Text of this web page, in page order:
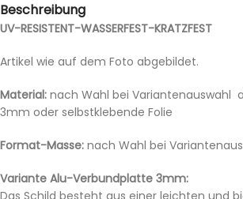
Beschreibung
UV-RESISTENT-WASSERFEST-KRATZFEST
Artikel wie auf dem Foto abgebildet.
Material: nach Wahl bei Variantenauswahl
3mm oder selbstklebende Folie
Format-Masse: nach Wahl bei
Variante Alu-Verbundplatte 3mm: